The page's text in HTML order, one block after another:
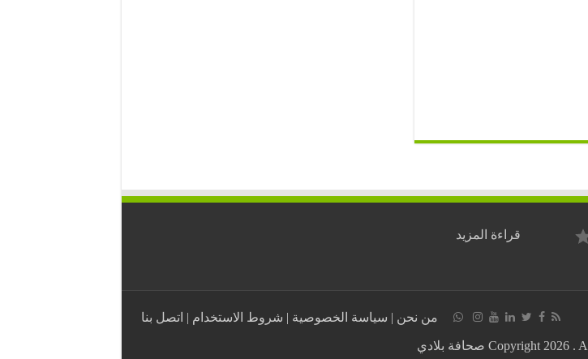
قراءة المزيد
العسكرية
بمطار فاس سايس
من نحن | سياسة الخصوصية | شروط الاستخدام | اتصل بنا